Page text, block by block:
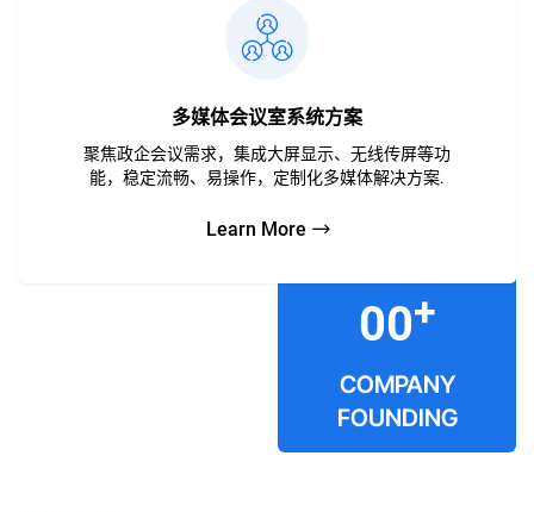
多媒体会议室系统方案
聚焦政企会议需求，集成大屏显示、无线传屏等功
能，稳定流畅、易操作，定制化多媒体解决方案.
Learn More
00+
COMPANY
FOUNDING